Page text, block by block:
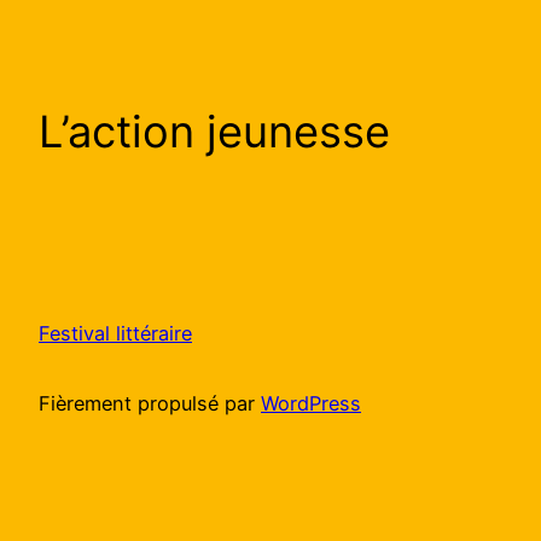
L’action jeunesse
Festival littéraire
Fièrement propulsé par WordPress